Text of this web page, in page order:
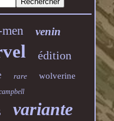
venin
édition
rare wolverine
variante